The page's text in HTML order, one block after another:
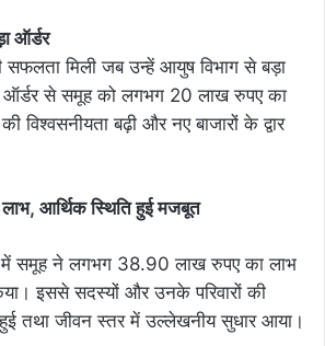
ऑर्डर
मिली जब उन्हें आयुष विभाग से बड़ा
ऑर्डर से समूह को लगभग 20 लाख रुपए का
बढ़ी और नए बाजारों के द्वार
आर्थिक स्थिति हुई मजबूत
में समूह ने लगभग 38.90 लाख रुपए का लाभ
इससे सदस्यों और उनके परिवारों की
तथा जीवन स्तर में उल्लेखनीय सुधार आया।